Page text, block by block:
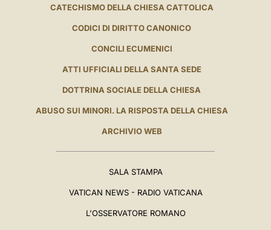
CATECHISMO DELLA CHIESA CATTOLICA
CODICI DI DIRITTO CANONICO
CONCILI ECUMENICI
ATTI UFFICIALI DELLA SANTA SEDE
DOTTRINA SOCIALE DELLA CHIESA
ABUSO SUI MINORI. LA RISPOSTA DELLA CHIESA
ARCHIVIO WEB
SALA STAMPA
VATICAN NEWS - RADIO VATICANA
L'OSSERVATORE ROMANO